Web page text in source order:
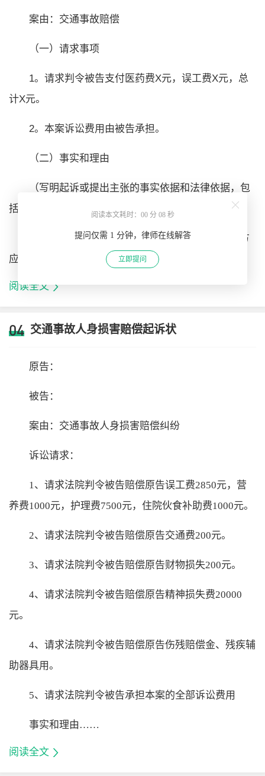
案由： 交通事故赔偿
（一）请求事项
1。请求判令被告支付医药费X元， 误工费X元，总
计X元。
2。本案诉讼费用由被告承担。
（二）事实和理由
（写明起诉或提出主张的事实依据和法律依据，包
括证据情况和证人姓名及联系地址）
于X年X月X日，原因，牌照，经交通队认定，对方
应承担全部责任。现原告已支付医疗费X元……
阅读全文
04 交通事故人身损害赔偿起诉状
原告：
被告：
案由：交通事故人身损害赔偿纠纷
诉讼请求：
1、请求法院判令被告赔偿原告误工费2850元，营
养费1000元，护理费7500元，住院伙食补助费1000元。
2、请求法院判令被告赔偿原告交通费200元。
3、请求法院判令被告赔偿原告财物损失200元。
4、请求法院判令被告赔偿原告精神损失费20000
元。
4、请求法院判令被告赔偿原告伤残赔偿金、残疾辅
助器具用。
5、请求法院判令被告承担本案的全部诉讼费用
事实和理由……
阅读全文
阅读本文耗时：00 分 08 秒
提问仅需 1 分钟，律师在线解答
立即提问